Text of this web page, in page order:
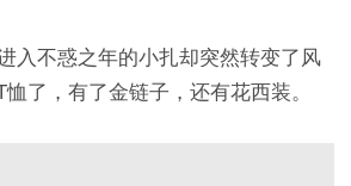
入不惑之年的小扎却突然转变了风
了，有了金链子，还有花西装。